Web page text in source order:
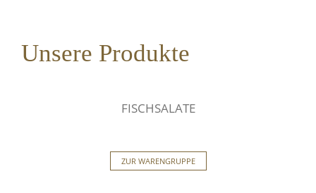
Unsere Produkte
FISCHSALATE
ZUR WARENGRUPPE